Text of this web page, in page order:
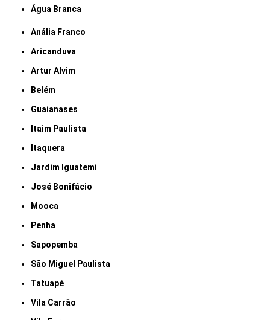
Água Branca
Anália Franco
Aricanduva
Artur Alvim
Belém
Guaianases
Itaim Paulista
Itaquera
Jardim Iguatemi
José Bonifácio
Mooca
Penha
Sapopemba
São Miguel Paulista
Tatuapé
Vila Carrão